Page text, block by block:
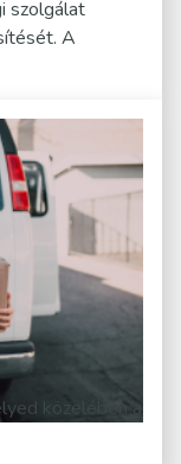
szolgálat
A
közelében a